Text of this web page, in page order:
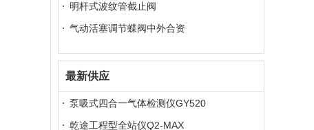
明杆式波纹管截止阀
气动活塞调节蝶阀中外合资
最新供应
泵吸式四合一气体检测仪GY520
乾途工程型全站仪Q2-MAX